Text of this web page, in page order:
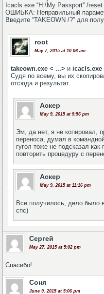
Icacls.exe “H:\My Passport” /
ОШИБКА: Неправильный
Введите “TAKEOWN /?” для
root
May 7, 2015 at 10:06 am
takeown.exe < ...> и icacls.exe
Судя по всему, вы их
отсюда и результат.
Аскер
May 9, 2015 at 9:56 pm
Эм, да нет, я не копировал,
переноса, думал в
гугол тоже не подсказал
повторить процедуру с
Аскер
May 9, 2015 at 11:16 pm
Все получилось, дело было
спс)
Сергей
May 27, 2015 at 5:02 pm
Спасибо!
Соня
June 9, 2015 at 5:06 pm